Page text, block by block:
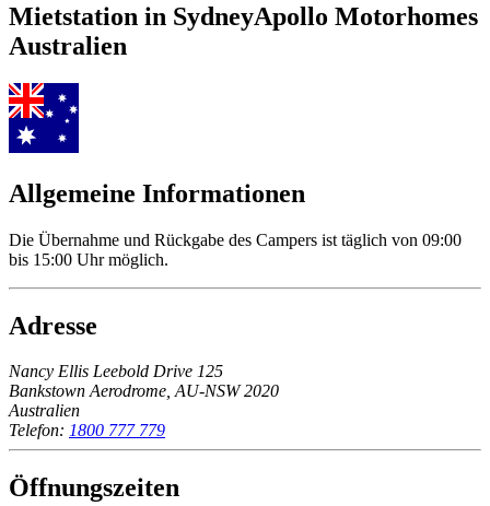
Mietstation in SydneyApollo Motorhomes
Australien
Allgemeine Informationen
Die Übernahme und Rückgabe des Campers ist täglich von 09:00
bis 15:00 Uhr möglich.
Adresse
Nancy Ellis Leebold Drive 125
Bankstown Aerodrome, AU-NSW 2020
Australien
Telefon: 1800 777 779
Öffnungszeiten